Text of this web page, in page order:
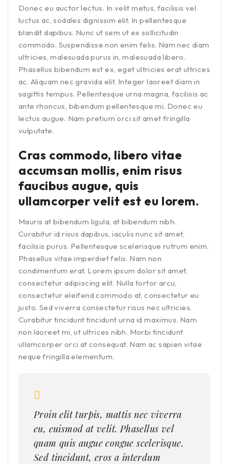
Donec eu auctor lectus. In velit metus, facilisis vel
luctus ac, sodales dignissim elit. In pellentesque
blandit dapibus. Nunc ut sem ut ex sollicitudin
commodo. Suspendisse non enim felis. Nam nec diam
ultricies, malesuada purus in, malesuada libero.
Phasellus bibendum est ex, eget ultricies erat ultrices
ac. Aliquam nec gravida elit. Integer laoreet diam in
sagittis tempus. Pellentesque urna magna, facilisis ac
ante rhoncus, bibendum pellentesque mi. Donec eu
lectus augue. Nam pretium orci sit amet fringilla
vulputate.
Cras commodo, libero vitae
accumsan mollis, enim risus
faucibus augue, quis
ullamcorper velit est eu lorem.
Mauris at bibendum ligula, at bibendum nibh.
Curabitur id risus dapibus, iaculis nunc sit amet,
facilisis purus. Pellentesque scelerisque rutrum enim.
Phasellus vitae imperdiet felis. Nam non
condimentum erat. Lorem ipsum dolor sit amet,
consectetur adipiscing elit. Nulla tortor arcu,
consectetur eleifend commodo at, consectetur eu
justo. Sed viverra consectetur risus nec ultricies.
Curabitur tincidunt tincidunt urna id maximus. Nam
non laoreet mi, ut ultrices nibh. Morbi tincidunt
ullamcorper orci at consequat. Nam ac sapien vitae
neque fringilla elementum.
Proin elit turpis, mattis nec viverra
eu, euismod at velit. Phasellus vel
quam quis augue congue scelerisque.
Sed tincidunt, eros a interdum